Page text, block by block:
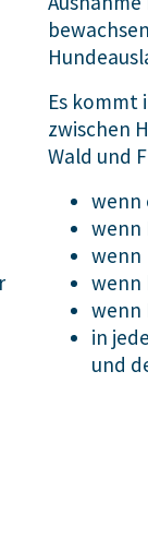
Es kommt
zwischen
Wald und
wenn
wenn
wenn
wenn
wenn
in
und